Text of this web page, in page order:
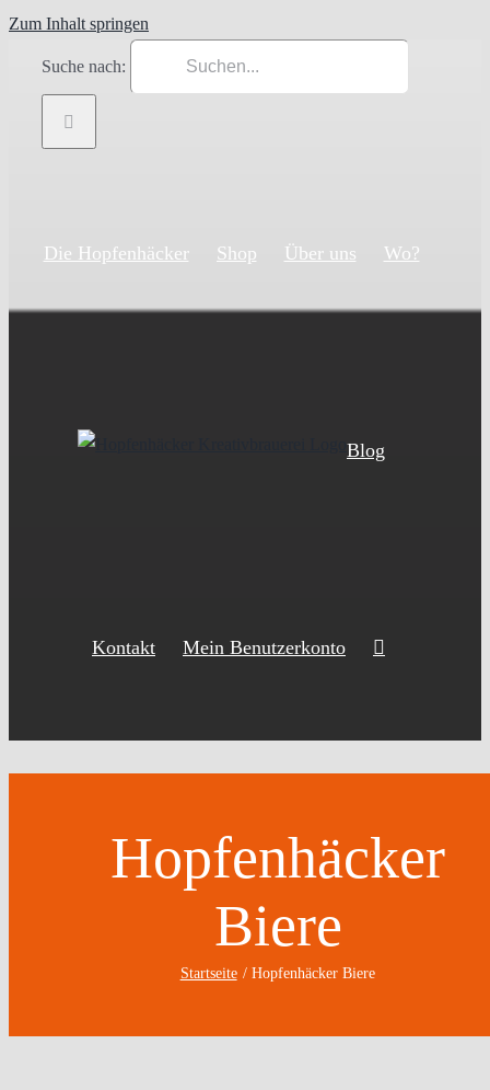
Zum Inhalt springen
Suche nach:
Die Hopfenhäcker Shop Über uns Wo?
Blog
Kontakt Mein Benutzerkonto
Hopfenhäcker
Biere
Startseite Hopfenhäcker Biere